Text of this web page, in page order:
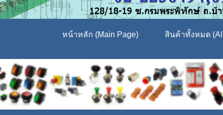
หน้าหลัก (Main Page) สินค้าทั้งหมด